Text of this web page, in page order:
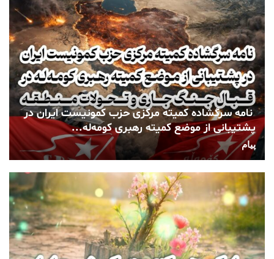
نامه سرگشاده کمیته مرکزی حزب کمونیست ایران در
پشتیبانی از موضع کمیته رهبری کومه‌له...
پیام